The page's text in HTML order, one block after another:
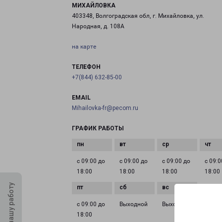
МИХАЙЛОВКА
403348, Волгоградская обл, г. Михайловка, ул.
Народная, д. 108А
на карте
ТЕЛЕФОН
+7(844) 632-85-00
EMAIL
Mihailovka-fr@pecom.ru
ГРАФИК РАБОТЫ
с 09:00 до
18:00
с 09:00 до
18:00
с 09:00 до
18:00
с
18:00
с 09:00 до
18:00
Выходной Выходной